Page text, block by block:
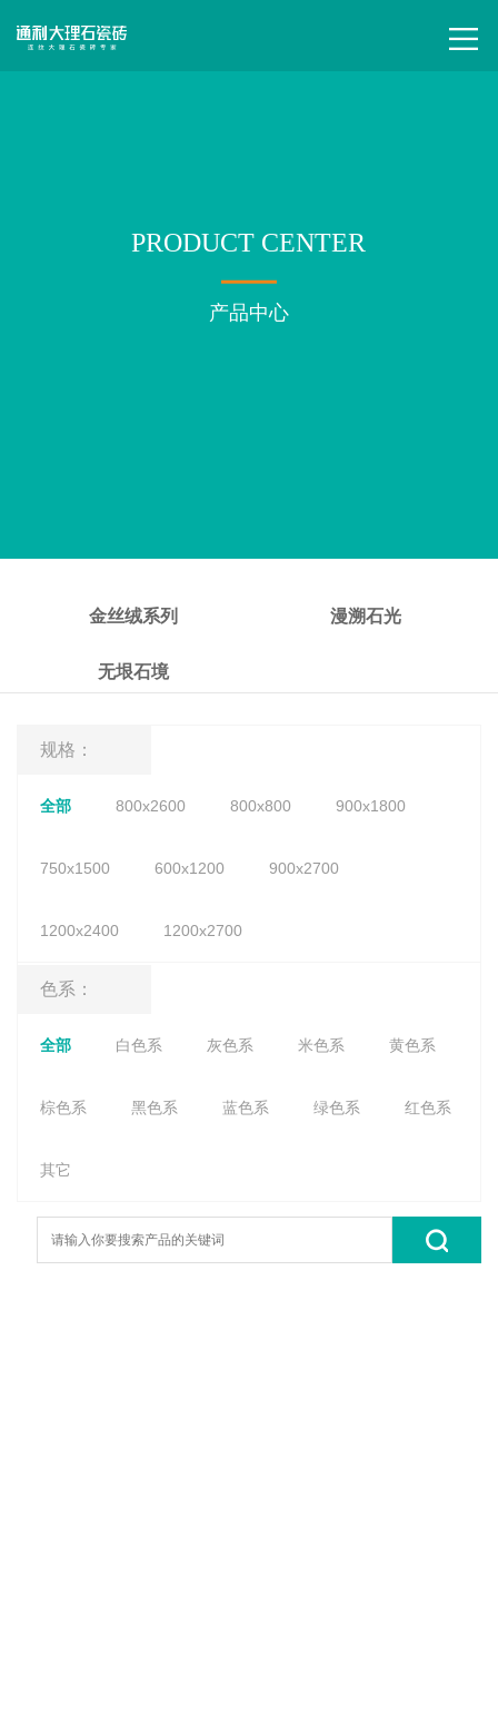
PRODUCT CENTER
产品中心
金丝绒系列 漫溯石光
无垠石境
规格：
全部 800x2600 800x800 900x1800
750x1500 600x1200 900x2700
1200x2400 1200x2700
色系：
全部 白色系 灰色系 米色系 黄色系
棕色系 黑色系 蓝色系 绿色系 红色系
其它